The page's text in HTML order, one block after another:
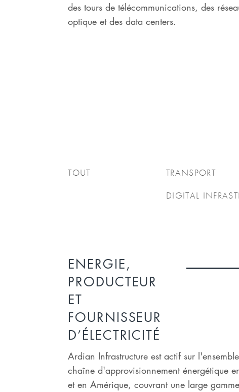
des tours de télécommunications, des
optique et des data centers.
TOUT TRANSPORT
DIGITAL
ENERGIE,
PRODUCTEUR
ET
FOURNISSEUR
D’ÉLECTRICITÉ
Ardian Infrastructure est actif sur
chaîne d'approvisionnement énergétique
et en Amérique, couvrant une large gamme